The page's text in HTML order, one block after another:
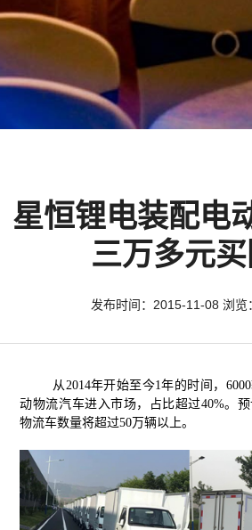
星恒锂电装配电
三万多元
发布时间：2015-11-08 浏览
从2014年开始至今1年的时间，
动物流汽车进入市场，占比超过40%。
物流车数量将超过50万辆以上。